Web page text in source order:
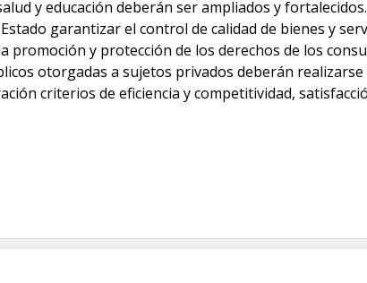
y educación deberán ser ampliados y
garantizar el control de calidad de bienes y
promoción y protección de los derechos de los
otorgadas a sujetos privados deberán
criterios de eficiencia y competitividad,